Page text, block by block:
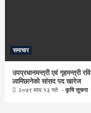
समाचार
उपप्रधानमन्त्री एवं गृहमन्त्री रवि
लामिछानेको सांसद पद खारेज
२०७९ माघ १३ गते कृषि सूचना